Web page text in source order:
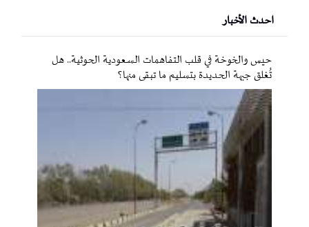
احدث الأخبار
حيس والخوخة في قلب التفاهمات السعودية الحوثية.. هل
تُغلق جبهة الحديدة بتسليم ما تبقى منها؟